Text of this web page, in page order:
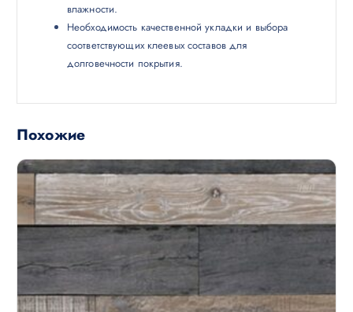
влажности.
Необходимость качественной укладки и выбора
соответствующих клеевых составов для
долговечности покрытия.
Похожие